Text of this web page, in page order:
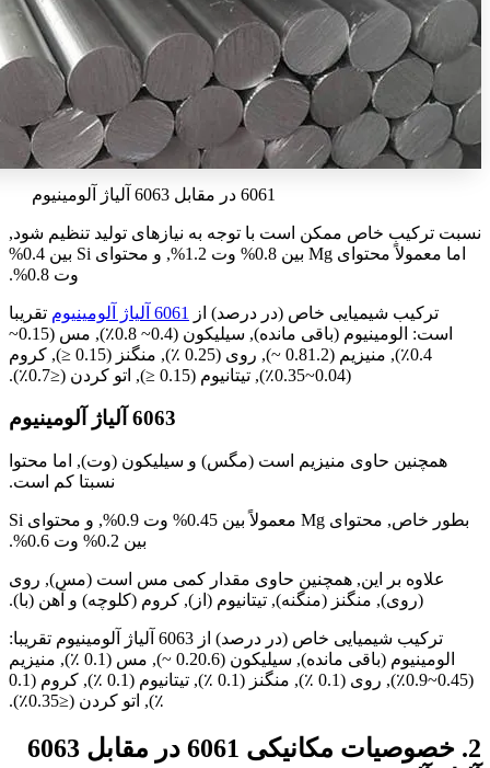
6061 در مقابل 6063 آلیاژ آلومینیوم
نسبت ترکیب خاص ممکن است با توجه به نیازهای تولید تنظیم شود,
اما معمولاً محتوای Mg بین 0.8% وت 1.2%, و محتوای Si بین 0.4%
وت 0.8%.
ترکیب شیمیایی خاص (در درصد) از 6061 آلیاژ آلومینیوم
تقریبا
است: الومینیوم (باقی مانده), سیلیکون (0.4~ 0.8٪), مس (0.15~
0.4٪), منیزیم (0.81.2 ~), روی (0.25 ٪), منگنز (0.15 ≤), کروم
(0.04~0.35٪), تیتانیوم (0.15 ≤), اتو کردن (≤0.7٪).
6063 آلیاژ آلومینیوم
همچنین حاوی منیزیم است (مگس) و سیلیکون (وت), اما محتوا
نسبتا کم است.
بطور خاص, محتوای Mg معمولاً بین 0.45% وت 0.9%, و محتوای Si
بین 0.2% وت 0.6%.
علاوه بر این, همچنین حاوی مقدار کمی مس است (مس), روی
(روی), منگنز (منگنه), تیتانیوم (از), کروم (کلوچه) و آهن (با).
ترکیب شیمیایی خاص (در درصد) از 6063 آلیاژ آلومینیوم تقریبا:
الومینیوم (باقی مانده), سیلیکون (0.20.6 ~), مس (0.1 ٪), منیزیم
(0.45~0.9٪), روی (0.1 ٪), منگنز (0.1 ٪), تیتانیوم (0.1 ٪), کروم (0.1
٪), اتو کردن (≤0.35٪).
2. خصوصیات مکانیکی 6061 در مقابل 6063